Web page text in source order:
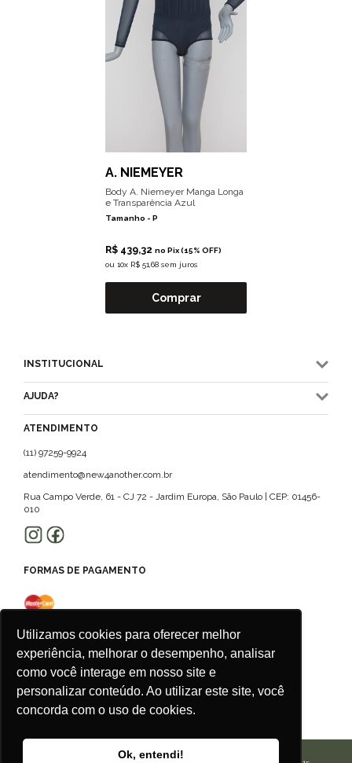
Utilizamos cookies para oferecer melhor
experiência, melhorar o desempenho, analisar
como você interage em nosso site e
personalizar conteúdo. Ao utilizar este site, você
concorda com o uso de cookies.
Ok, entendi!
A. NIEMEYER
Body A. Niemeyer Manga Longa
e Transparência Azul
Tamanho - P
R$ 439,32 no Pix (15% OFF)
ou 10x R$ 51,68 sem juros
Comprar
INSTITUCIONAL
AJUDA?
ATENDIMENTO
(11) 97259-9924
atendimento@new4another.com.br
Rua Campo Verde, 61 - CJ 72 - Jardim Europa, São Paulo | CEP: 01456-
010
FORMAS DE PAGAMENTO